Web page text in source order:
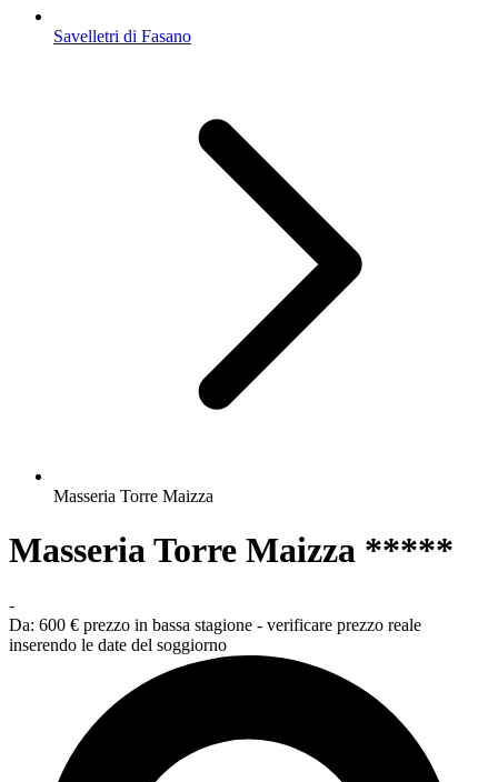
Savelletri di Fasano
Masseria Torre Maizza
Masseria Torre Maizza *****
-
Da: 600 € prezzo in bassa stagione - verificare prezzo reale
inserendo le date del soggiorno